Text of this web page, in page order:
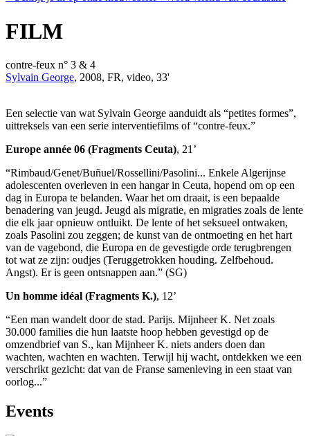
FILM
contre-feux n° 3 & 4
Sylvain George, 2008, FR, video, 33'
Een selectie van wat Sylvain George aanduidt als “petites formes”,
uittreksels van een serie interventiefilms of “contre-feux.”
Europe année 06 (Fragments Ceuta), 21’
“Rimbaud/Genet/Buñuel/Rossellini/Pasolini... Enkele Algerijnse
adolescenten overleven in een hangar in Ceuta, hopend om op een
dag in Europa te belanden. Waar het om draait, is een bepaalde
benadering van jeugd. Jeugd als migratie, en migraties zoals de lente
die elk jaar opnieuw ontluikt. De lente of het seksueel ontwaken,
zoals Pasolini zou zeggen; de kunst van de ontmoeting en het hart
van de vagebond, die Europa en de gevestigde orde terugbrengen
tot wat ze zijn: oudjes (Teruggetrokken houding. Zelfbehoud.
Angst). Er is geen ontsnappen aan.” (SG)
Un homme idéal (Fragments K.), 12’
“Een man wandelt door de stad. Parijs. Mijnheer K. Net zoals
30.000 families die hun laatste hoop hebben gevestigd op de
omzendbrief van S., kan Mijnheer K. niets anders doen dan
wachten, wachten en wachten. Terwijl hij wacht, ontdekken we een
verschrikt gezicht: dat van de Franse samenleving in een staat van
oorlog...”
Events